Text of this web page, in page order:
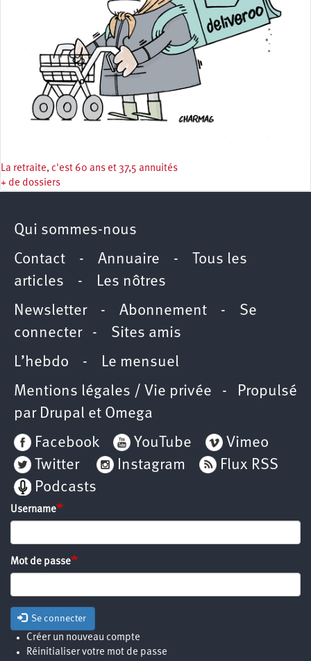
La retraite, c'est 60 ans et 37,5 annuités
+ de dossiers
Qui sommes-nous
Contact - Annuaire - Tous les
articles -
Les nôtres
Newsletter- Abonnement - Se
connecter- Sites amis
L’hebdo -
Le mensuel
Mentions légales / Vie privée - Propulsé
par Drupal et Omega
Facebook
YouTube
Vimeo
Twitter
Instagram
Flux RSS
Podcasts
Username
Mot de passe
Se connecter
Créer un nouveau compte
Réinitialiser votre mot de passe